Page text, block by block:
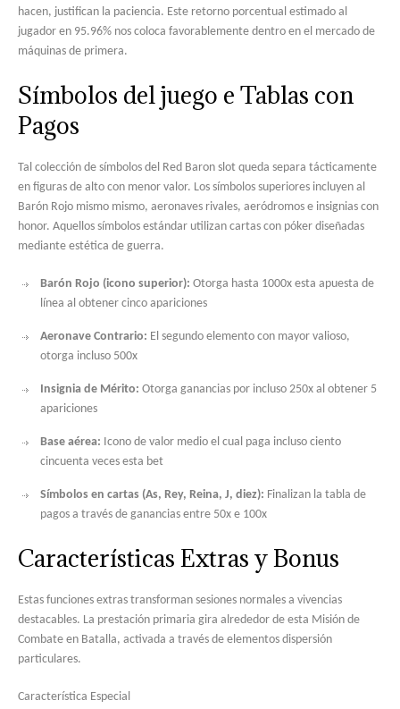
hacen, justifican la paciencia. Este retorno porcentual estimado al
jugador en 95.96% nos coloca favorablemente dentro en el mercado de
máquinas de primera.
Símbolos del juego e Tablas con
Pagos
Tal colección de símbolos del Red Baron slot queda separa tácticamente
en figuras de alto con menor valor. Los símbolos superiores incluyen al
Barón Rojo mismo mismo, aeronaves rivales, aeródromos e insignias con
honor. Aquellos símbolos estándar utilizan cartas con póker diseñadas
mediante estética de guerra.
Barón Rojo (icono superior): Otorga hasta 1000x esta apuesta de
línea al obtener cinco apariciones
Aeronave Contrario: El segundo elemento con mayor valioso,
otorga incluso 500x
Insignia de Mérito: Otorga ganancias por incluso 250x al obtener 5
apariciones
Base aérea: Icono de valor medio el cual paga incluso ciento
cincuenta veces esta bet
Símbolos en cartas (As, Rey, Reina, J, diez): Finalizan la tabla de
pagos a través de ganancias entre 50x e 100x
Características Extras y Bonus
Estas funciones extras transforman sesiones normales a vivencias
destacables. La prestación primaria gira alrededor de esta Misión de
Combate en Batalla, activada a través de elementos dispersión
particulares.
Característica Especial